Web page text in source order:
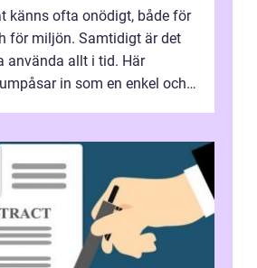
känns ofta onödigt, både för
för miljön. Samtidigt är det
använda allt i tid. Här
in som en enkel och